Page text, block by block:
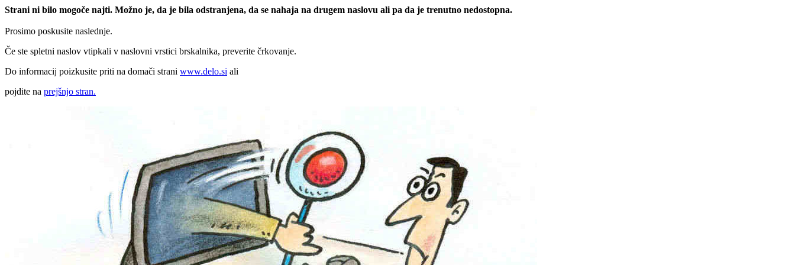
Strani ni bilo mogoče najti. Možno je, da je bila odstranjena, da se nahaja na drugem naslovu ali pa da je trenutno nedostopna.
Prosimo poskusite naslednje.
Če ste spletni naslov vtipkali v naslovni vrstici brskalnika, preverite črkovanje.
Do informacij poizkusite priti na domači strani www.delo.si ali
pojdite na prejšnjo stran.